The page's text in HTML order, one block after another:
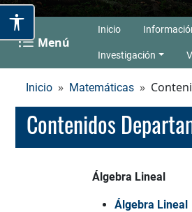
Menú
Inicio
Investigación
Inicio Matemáticas
Contenidos
Álgebra Lineal
Álgebra Lineal